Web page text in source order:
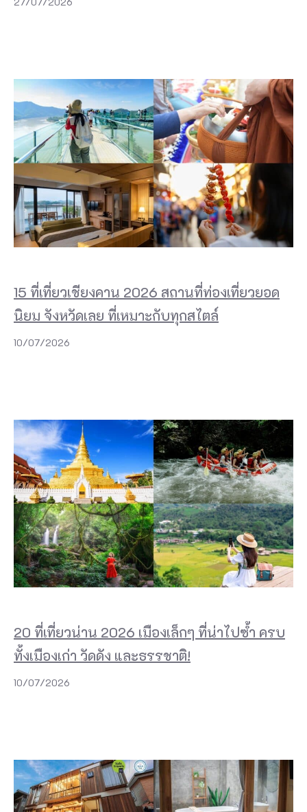
15 ที่เที่ยวเชียงคาน 2026 สถานที่ท่องเที่ยวยอด
นิยม จังหวัดเลย ที่เหมาะกับทุกสไตล์
10/07/2026
20 ที่เที่ยวน่าน 2026 เมืองเล็กๆ ที่น่าไปซ้ำ ครบ
ทั้งเมืองเก่า วัดดัง และธรรชาติ!
10/07/2026